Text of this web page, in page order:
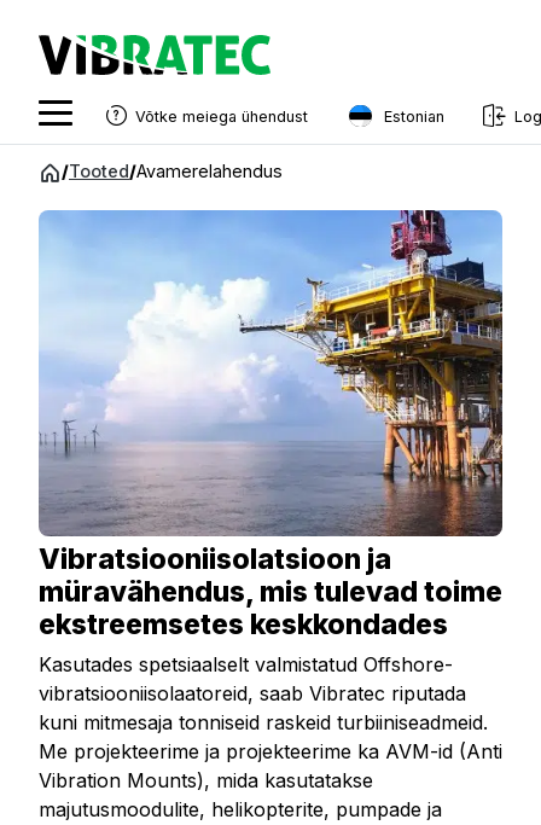
Hüppa
juurde
Võtke meiega ühendust Estonian
Norwegian
French
Estonian
Finnish
Danish
/Tooted/Avamerelahendus
Vibratsiooniisolatsioon ja
müravähendus, mis tulevad toime
ekstreemsetes keskkondades
Kasutades spetsiaalselt valmistatud Offshore-
vibratsiooniisolaatoreid, saab Vibratec riputada
kuni mitmesaja tonniseid raskeid turbiiniseadmeid.
Me projekteerime ja projekteerime ka AVM-id (Anti
Vibration Mounts), mida kasutatakse
majutusmoodulite, helikopterite, pumpade ja